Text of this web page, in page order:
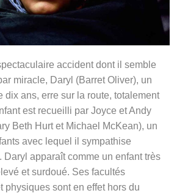
accident dont il semble
miracle, Daryl (Barret Oliver), un
dix ans, erre sur la route, totalement
est recueilli par Joyce et Andy
Beth Hurt et Michael McKean), un
avec lequel il sympathise
Daryl apparaît comme un enfant très
et surdoué. Ses facultés
physiques sont en effet hors du